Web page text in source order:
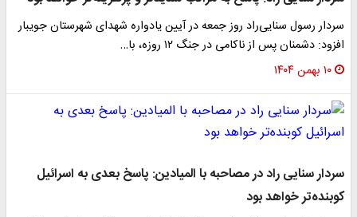
سردار رسول سنایی‌راد روز جمعه در آیین یادواره شهدای شهرستان جویبار
افزود: دشمنان پس از ناکامی در جنگ ۱۲ روزه، با…
۱۰ بهمن ۱۴۰۴
سردار سنایی راد در مصاحبه با المیادین: پاسخ بعدی به اسرائیل
کوبنده‌تر خواهد بود